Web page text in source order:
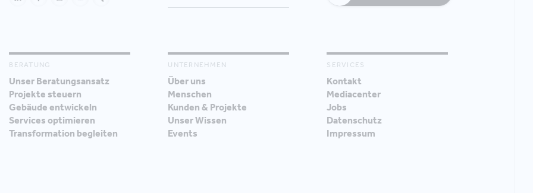
BERATUNG
Unser Beratungsansatz
Projekte steuern
Gebäude entwickeln
Services optimieren
Transformation begleiten
UNTERNEHMEN
Über uns
Menschen
Kunden & Projekte
Unser Wissen
Events
SERVICES
Kontakt
Mediacenter
Jobs
Datenschutz
Impressum